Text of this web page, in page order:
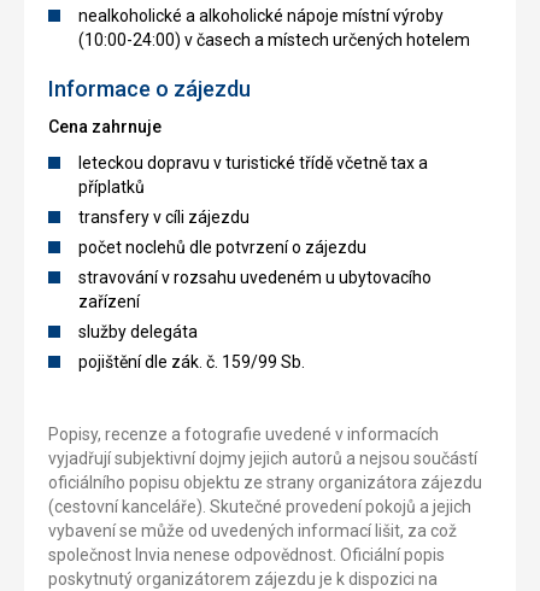
nealkoholické a alkoholické nápoje místní výroby
(10:00-24:00) v časech a místech určených hotelem
Informace o zájezdu
Cena zahrnuje
leteckou dopravu v turistické třídě včetně tax a
příplatků
transfery v cíli zájezdu
počet noclehů dle potvrzení o zájezdu
stravování v rozsahu uvedeném u ubytovacího
zařízení
služby delegáta
pojištění dle zák. č. 159/99 Sb.
Popisy, recenze a fotografie uvedené v informacích
vyjadřují subjektivní dojmy jejich autorů a nejsou součástí
oficiálního popisu objektu ze strany organizátora zájezdu
(cestovní kanceláře). Skutečné provedení pokojů a jejich
vybavení se může od uvedených informací lišit, za což
společnost Invia nenese odpovědnost. Oficiální popis
poskytnutý organizátorem zájezdu je k dispozici na